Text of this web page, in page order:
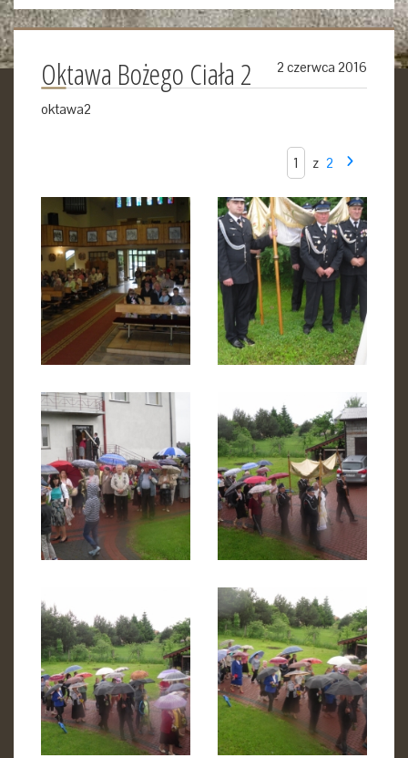
2 czerwca 2016
Oktawa Bożego Ciała 2
oktawa2
z 2